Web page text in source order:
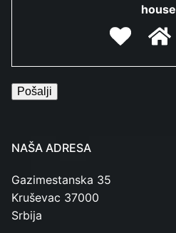
house
NAŠA ADRESA
Gazimestanska 35
Kruševac 37000
Srbija